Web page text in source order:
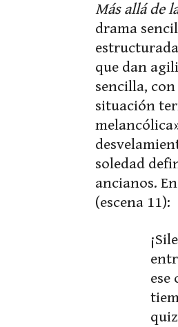
Más allá de
drama
que dan
sencilla,
situación
soledad
ancianos.
(escena 11):
ese